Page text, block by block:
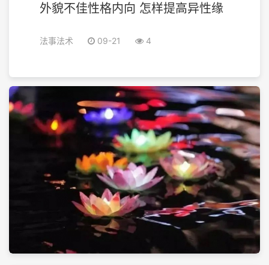
外貌不佳性格内向 怎样提高异性缘
法事法术 09-21 4